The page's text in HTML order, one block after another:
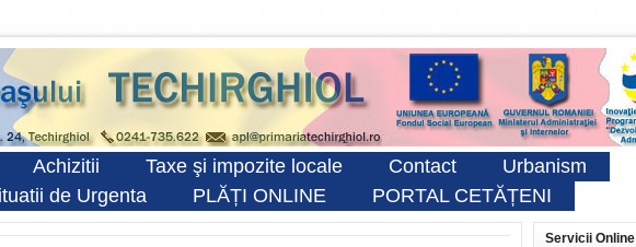
Achizitii Taxe şi impozite locale Contact
Urbanism
de Urgenta PLĂȚI ONLINE PORTAL CETĂȚENI
Servicii Online